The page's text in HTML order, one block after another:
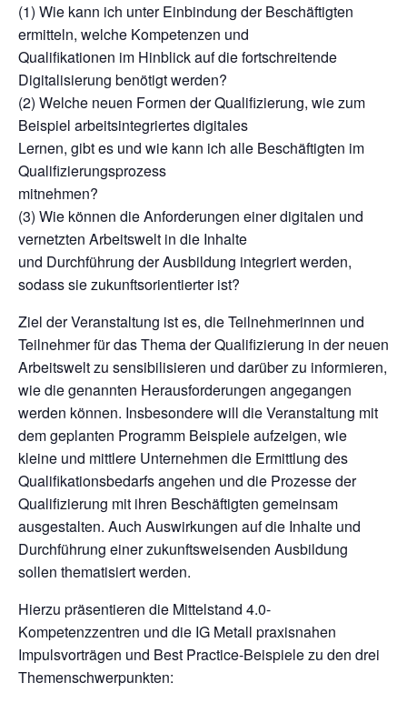
(1) Wie kann ich unter Einbindung der Beschäftigten
ermitteln, welche Kompetenzen und
Qualifikationen im Hinblick auf die fortschreitende
Digitalisierung benötigt werden?
(2) Welche neuen Formen der Qualifizierung, wie zum
Beispiel arbeitsintegriertes digitales
Lernen, gibt es und wie kann ich alle Beschäftigten im
Qualifizierungsprozess
mitnehmen?
(3) Wie können die Anforderungen einer digitalen und
vernetzten Arbeitswelt in die Inhalte
und Durchführung der Ausbildung integriert werden,
sodass sie zukunftsorientierter ist?
Ziel der Veranstaltung ist es, die Teilnehmerinnen und
Teilnehmer für das Thema der Qualifizierung in der neuen
Arbeitswelt zu sensibilisieren und darüber zu informieren,
wie die genannten Herausforderungen angegangen
werden können. Insbesondere will die Veranstaltung mit
dem geplanten Programm Beispiele aufzeigen, wie
kleine und mittlere Unternehmen die Ermittlung des
Qualifikationsbedarfs angehen und die Prozesse der
Qualifizierung mit ihren Beschäftigten gemeinsam
ausgestalten. Auch Auswirkungen auf die Inhalte und
Durchführung einer zukunftsweisenden Ausbildung
sollen thematisiert werden.
Hierzu präsentieren die Mittelstand 4.0-
Kompetenzzentren und die IG Metall praxisnahen
Impulsvorträgen und Best Practice-Beispiele zu den drei
Themenschwerpunkten: